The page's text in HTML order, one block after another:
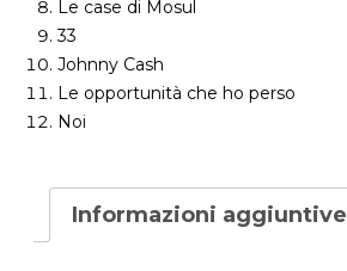
Le case di Mosul
33
Johnny Cash
Le opportunità che ho perso
Noi
Informazioni aggiuntive